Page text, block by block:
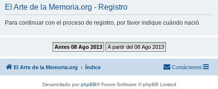
El Arte de la Memoria.org - Registro
Para continuar con el proceso de registro, por favor indique cuándo nació.
El Arte de la Memoria.org Índice Contáctenos
Desarrollado porphpBB® Forum Software © phpBB Limited